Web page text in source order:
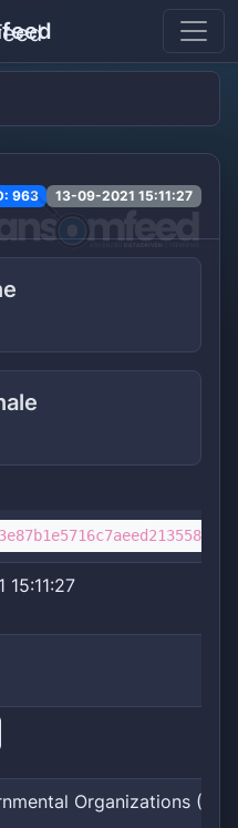
963 13-09-2021 15:11:27
15:11:27
Organizations